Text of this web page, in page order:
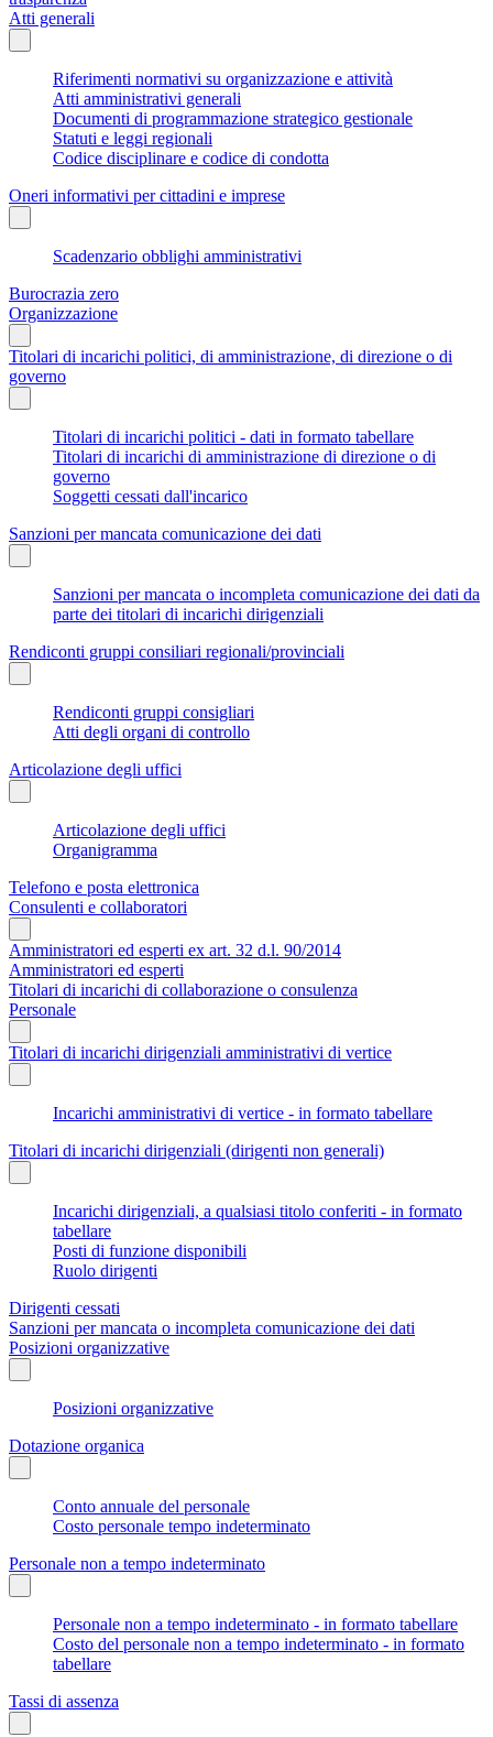
Atti generali
Riferimenti normativi su organizzazione e attività
Atti amministrativi generali
Documenti di programmazione strategico gestionale
Statuti e leggi regionali
Codice disciplinare e codice di condotta
Oneri informativi per cittadini e imprese
Scadenzario obblighi amministrativi
Burocrazia zero
Organizzazione
Titolari di incarichi politici, di amministrazione, di direzione o di
governo
Titolari di incarichi politici - dati in formato tabellare
Titolari di incarichi di amministrazione di direzione o di
governo
Soggetti cessati dall'incarico
Sanzioni per mancata comunicazione dei dati
Sanzioni per mancata o incompleta comunicazione dei dati da
parte dei titolari di incarichi dirigenziali
Rendiconti gruppi consiliari regionali/provinciali
Rendiconti gruppi consigliari
Atti degli organi di controllo
Articolazione degli uffici
Articolazione degli uffici
Organigramma
Telefono e posta elettronica
Consulenti e collaboratori
Amministratori ed esperti ex art. 32 d.l. 90/2014
Amministratori ed esperti
Titolari di incarichi di collaborazione o consulenza
Personale
Titolari di incarichi dirigenziali amministrativi di vertice
Incarichi amministrativi di vertice - in formato tabellare
Titolari di incarichi dirigenziali (dirigenti non generali)
Incarichi dirigenziali, a qualsiasi titolo conferiti - in formato
tabellare
Posti di funzione disponibili
Ruolo dirigenti
Dirigenti cessati
Sanzioni per mancata o incompleta comunicazione dei dati
Posizioni organizzative
Posizioni organizzative
Dotazione organica
Conto annuale del personale
Costo personale tempo indeterminato
Personale non a tempo indeterminato
Personale non a tempo indeterminato - in formato tabellare
Costo del personale non a tempo indeterminato - in formato
tabellare
Tassi di assenza